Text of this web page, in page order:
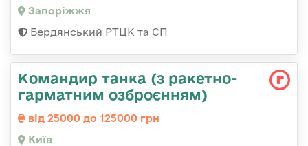
Запоріжжя
Бердянський РТЦК та СП
Командиp танка (з pакетно-
гарматним озброєнням)
від 25000 до 125000 грн
Київ